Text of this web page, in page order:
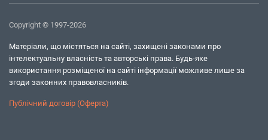
Copyright © 1997-2026
Матеріали, що містяться на сайті, захищені законами про
інтелектуальну власність та авторські права. Будь-яке
використання розміщеної на сайті інформації можливе лише за
згоди законних правовласників.
Публічний договір (Оферта)